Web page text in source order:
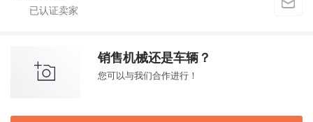
销售机械还是车辆？
您可以与我们合作进行！